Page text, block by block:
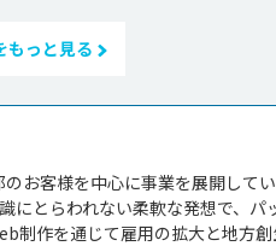
もっと見る
お客様を中心に事業を展開して
にとらわれない柔軟な発想で、パ
制作を通じて雇用の拡大と地方